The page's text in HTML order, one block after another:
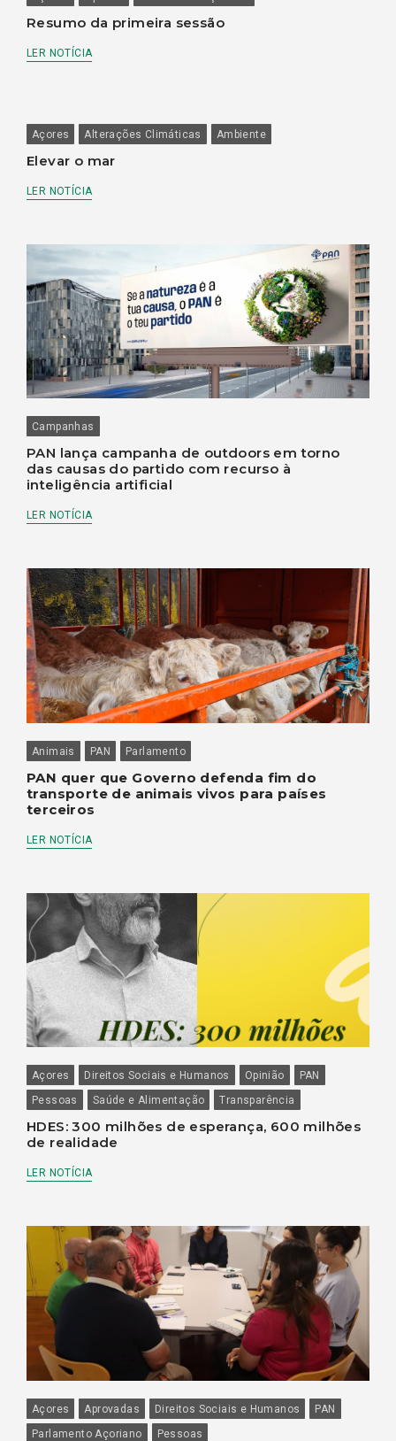
Resumo da primeira sessão
LER NOTÍCIA
Açores Alterações Climáticas Ambiente
Elevar o mar
LER NOTÍCIA
Campanhas
PAN lança campanha de outdoors em torno
das causas do partido com recurso à
inteligência artificial
LER NOTÍCIA
Animais PAN Parlamento
PAN quer que Governo defenda fim do
transporte de animais vivos para países
terceiros
LER NOTÍCIA
Açores Direitos Sociais e Humanos Opinião
PAN
Pessoas
Saúde e Alimentação Transparência
HDES: 300 milhões de esperança, 600 milhões
de realidade
LER NOTÍCIA
Açores Aprovadas Direitos Sociais e Humanos
PAN
Parlamento Açoriano
Pessoas